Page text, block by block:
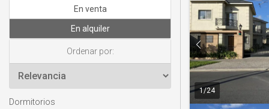
1/24
En venta
En alquiler
Ordenar por:
Dormitorios